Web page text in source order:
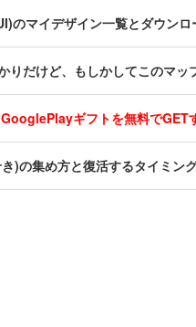
のマイデザイン一覧とダウンロ
りだけど、もしかしてこのマッ
GooglePlayギフトを無料で
)の集め方と復活するタイミン